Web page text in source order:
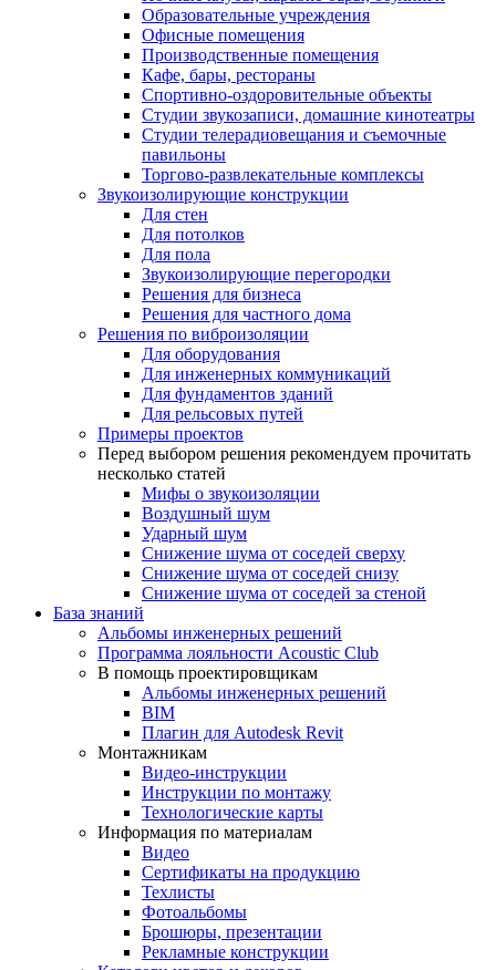
Образовательные учреждения
Офисные помещения
Производственные помещения
Кафе, бары, рестораны
Спортивно-оздоровительные объекты
Студии звукозаписи, домашние кинотеатры
Студии телерадиовещания и съемочные
павильоны
Торгово-развлекательные комплексы
Звукоизолирующие конструкции
Для стен
Для потолков
Для пола
Звукоизолирующие перегородки
Решения для бизнеса
Решения для частного дома
Решения по виброизоляции
Для оборудования
Для инженерных коммуникаций
Для фундаментов зданий
Для рельсовых путей
Примеры проектов
Перед выбором решения рекомендуем прочитать
несколько статей
Мифы о звукоизоляции
Воздушный шум
Ударный шум
Снижение шума от соседей сверху
Снижение шума от соседей снизу
Снижение шума от соседей за стеной
База знаний
Альбомы инженерных решений
Программа лояльности Acoustic Club
В помощь проектировщикам
Альбомы инженерных решений
BIM
Плагин для Autodesk Revit
Монтажникам
Видео-инструкции
Инструкции по монтажу
Технологические карты
Информация по материалам
Видео
Сертификаты на продукцию
Техлисты
Фотоальбомы
Брошюры, презентации
Рекламные конструкции